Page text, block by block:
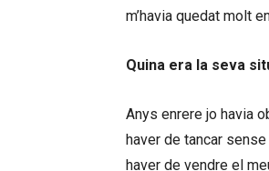
m’havia quedat molt
Quina era la seva
Anys enrere jo havia
haver de tancar
haver de vendre el